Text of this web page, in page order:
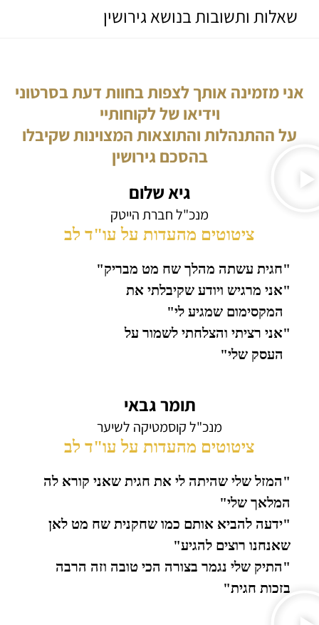
שאלות ותשובות בנושא גירושין
אני מזמינה אותך לצפות בחוות דעת בסרטוני
וידיאו של לקוחותיי
על ההתנהלות והתוצאות המצוינות שקיבלו
בהסכם גירושין
גיא שלום
מנכ"ל חברת הייטק
ציטוטים מהעדות על עו"ד לב
"חגית עשתה מהלך שח מט מבריק"
"אני מרגיש ויודע שקיבלתי את
המקסימום שמגיע לי"
"אני רציתי והצלחתי לשמור על
העסק שלי"
תומר גבאי
מנכ"ל קוסמטיקה לשיער
ציטוטים מהעדות על עו"ד לב
"המזל שלי שהיתה לי את חגית שאני קורא לה
המלאך שלי"
"ידעה להביא אותם כמו שחקנית שח מט לאן
שאנחנו רוצים להגיע"
"התיק שלי נגמר בצורה הכי טובה וזה הרבה
בזכות חגית"